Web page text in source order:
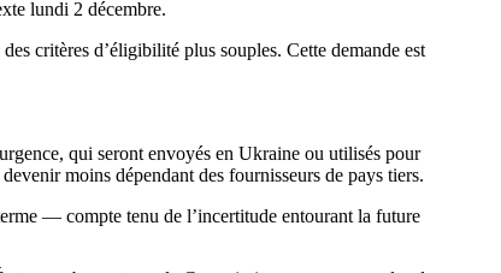
lundi 2 décembre.
critères d’éligibilité plus souples. Cette demande est
qui seront envoyés en Ukraine ou utilisés pour
moins dépendant des fournisseurs de pays tiers.
— compte tenu de l’incertitude entourant la future